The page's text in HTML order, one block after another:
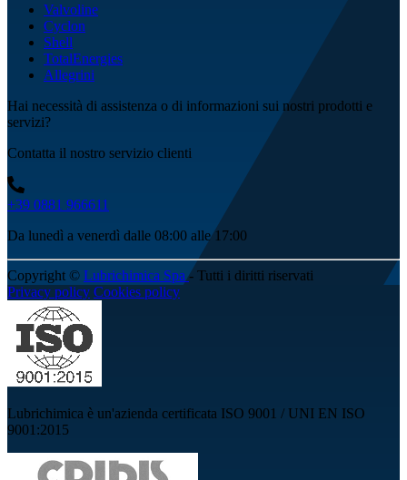
Valvoline
Cyclon
Shell
TotalEnergies
Allegrini
Hai necessità di assistenza o di informazioni sui nostri prodotti e
servizi?
Contatta il nostro servizio clienti
+39 0881 966611
Da lunedì a venerdì dalle 08:00 alle 17:00
Copyright © Lubrichimica Spa- Tutti i diritti riservati
Privacy policy Cookies policy
Lubrichimica è un'azienda certificata ISO 9001 / UNI EN ISO
9001:2015